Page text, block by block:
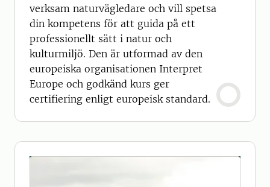
verksam naturvägledare och vill spetsa
din kompetens för att guida på ett
professionellt sätt i natur och
kulturmiljö. Den är utformad av den
europeiska organisationen Interpret
Europe och godkänd kurs ger
certifiering enligt europeisk standard.